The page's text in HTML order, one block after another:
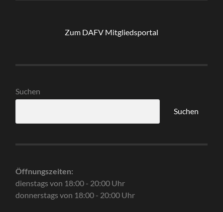
Zum DAFV Mitgliedsportal
Suchen
Suchen
Öffnungszeiten:
dienstags von 18:00 - 20:00 Uhr
donnerstags von 18:00 - 20:00 Uhr